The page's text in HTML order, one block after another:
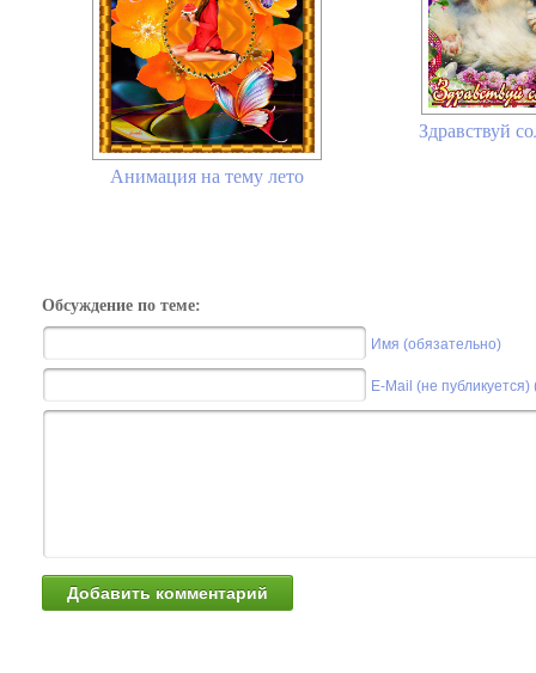
Анимация на тему лето
Здравствуй
Обсуждение по теме:
Имя (обязательно)
E-Mail (не